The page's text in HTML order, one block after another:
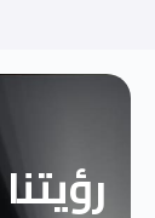
رؤيتنا